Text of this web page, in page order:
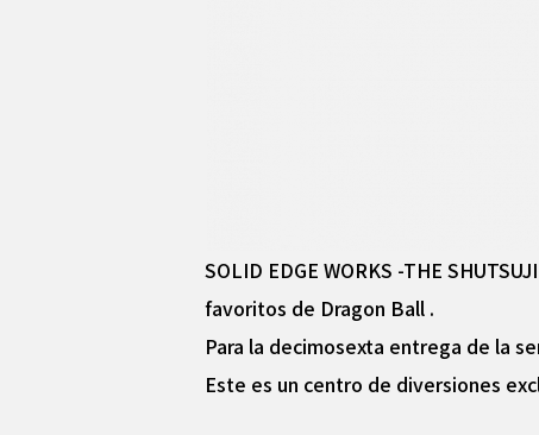
SOLID EDGE WORKS -THE
favoritos de Dragon Ball .
Para la decimosexta entrega de la
Este es un centro de diversiones